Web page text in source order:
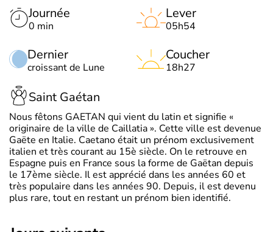
Journée
0 min
Dernier
croissant de Lune
Lever
05h54
Coucher
18h27
Saint Gaétan
Nous fêtons GAETAN qui vient du latin et signifie «
originaire de la ville de Caillatia ». Cette ville est devenue
Gaëte en Italie. Caetano était un prénom exclusivement
italien et très courant au 15è siècle. On le retrouve en
Espagne puis en France sous la forme de Gaëtan depuis
le 17ème siècle. Il est apprécié dans les années 60 et
très populaire dans les années 90. Depuis, il est devenu
plus rare, tout en restant un prénom bien identifié.